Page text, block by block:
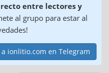
entre lectores y
al grupo para estar al
ionlitio.com en Telegram